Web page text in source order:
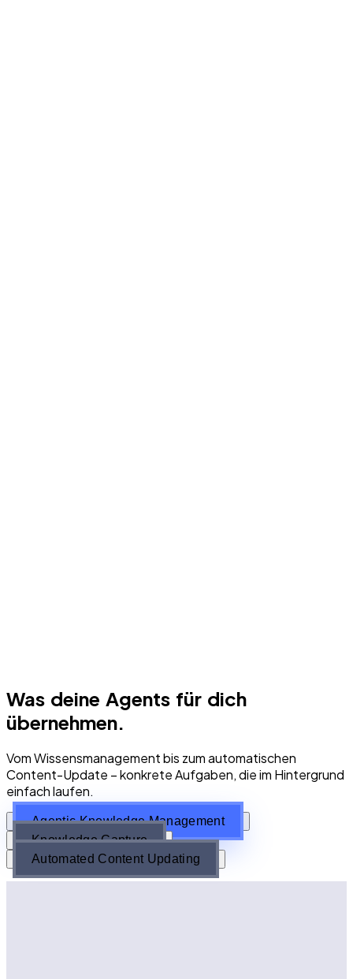
Was deine Agents für dich
übernehmen.
Vom Wissensmanagement bis zum automatischen
Content-Update – konkrete Aufgaben, die im Hintergrund
einfach laufen.
Agentic Knowledge Management
Knowledge Capture
Automated Content Updating